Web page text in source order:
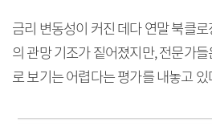
금리 변동성이 커진 데다 연말 북클
의 관망 기조가 짙어졌지만, 전문가
로 보기는 어렵다는 평가를 내놓고 있